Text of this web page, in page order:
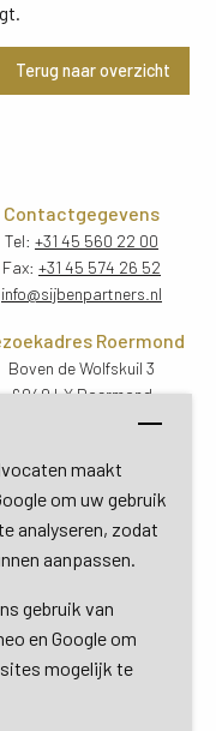
maakt
om uw gebruik
analyseren, zodat
aanpassen.
gebruik van
en Google om
mogelijk te
Terug naar overzicht
Contactgegevens
Tel: +31 45 560 22 00
Fax: +31 45 574 26 52
info@sijbenpartners.nl
Roermond
Boven de Wolfskuil 3
6049 LX Roermond
Routebeschrijving
Bilt
13
Partners